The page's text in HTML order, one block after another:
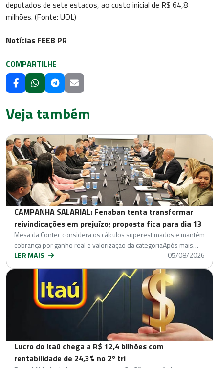
deputados de sete estados, ao custo inicial de R$ 64,8
milhões. (Fonte: UOL)
Notícias FEEB PR
COMPARTILHE
Veja também
CAMPANHA SALARIAL: Fenaban tenta transformar
reivindicações em prejuízo; proposta fica para dia 13
Mesa da Contec considera os cálculos superestimados e mantém
cobrança por ganho real e valorização da categoriaApós mais…
LER MAIS
05/08/2026
Lucro do Itaú chega a R$ 12,4 bilhões com
rentabilidade de 24,3% no 2º tri